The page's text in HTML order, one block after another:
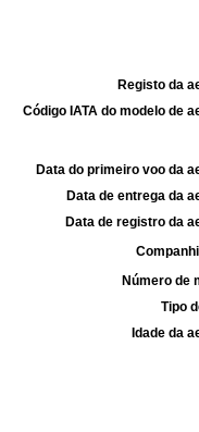
Registo da
Código IATA do modelo de
Data do primeiro voo da
Data de entrega da
Data de registro da
Número de
Tipo
Idade da